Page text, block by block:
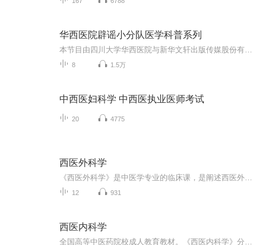
华西医院辟谣小分队医学科普系列
8 1.5万
中西医妇科学 中西医执业医师考试
20 4775
西医外科学
12 931
西医内科学